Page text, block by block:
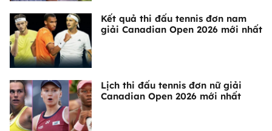
Kết quả thi đấu tennis đơn nam
giải Canadian Open 2026 mới nhất
Lịch thi đấu tennis đơn nữ giải
Canadian Open 2026 mới nhất